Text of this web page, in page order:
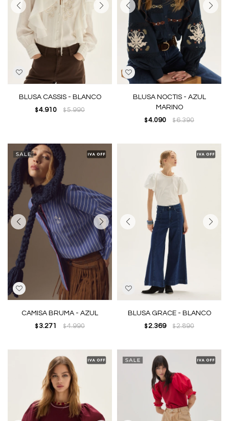
BLUSA CASSIS - BLANCO
$ 4.910 $5.990
BLUSA NOCTIS - AZUL
MARINO
$ 4.090 $6.390
CAMISA BRUMA - AZUL
$ 3.271 $4.990
BLUSA GRACE - BLANCO
$ 2.369 $2.890